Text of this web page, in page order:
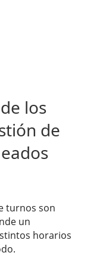
los
de
turnos son
un
horarios